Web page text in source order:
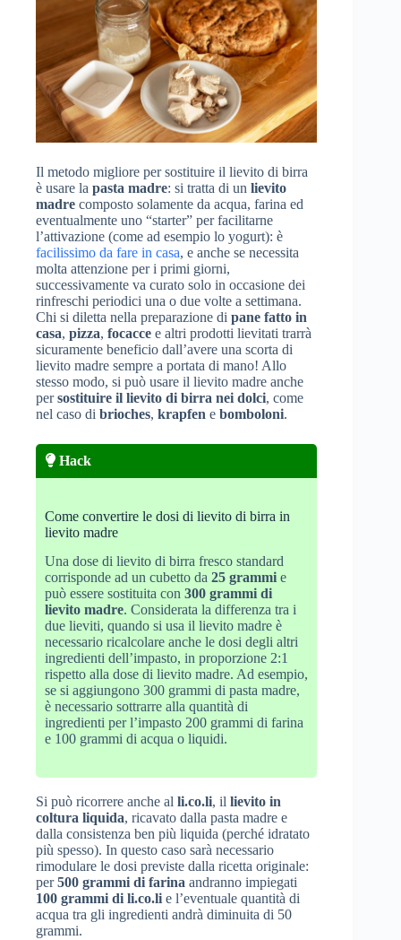
Il metodo migliore per sostituire il lievito di birra
è usare la pasta madre: si tratta di un lievito
madre composto solamente da acqua, farina ed
eventualmente uno “starter” per facilitarne
l’attivazione (come ad esempio lo yogurt): è
facilissimo da fare in casa, e anche se necessita
molta attenzione per i primi giorni,
successivamente va curato solo in occasione dei
rinfreschi periodici una o due volte a settimana.
Chi si diletta nella preparazione di pane fatto in
casa, pizza, focacce e altri prodotti lievitati trarrà
sicuramente beneficio dall’avere una scorta di
lievito madre sempre a portata di mano! Allo
stesso modo, si può usare il lievito madre anche
persostituire il lievito di birra nei dolci, come
nel caso di brioches, krapfen e bomboloni.
Hack
Come convertire le dosi di lievito di birra in
lievito madre
Una dose di lievito di birra fresco standard
corrisponde ad un cubetto da 25 grammi e
può essere sostituita con 300 grammi di
lievito madre. Considerata la differenza tra i
due lieviti, quando si usa il lievito madre è
necessario ricalcolare anche le dosi degli altri
ingredienti dell’impasto, in proporzione 2:1
rispetto alla dose di lievito madre. Ad esempio,
se si aggiungono 300 grammi di pasta madre,
è necessario sottrarre alla quantità di
ingredienti per l’impasto 200 grammi di farina
e 100 grammi di acqua o liquidi.
Si può ricorrere anche al li.co.li, il lievito in
coltura liquida, ricavato dalla pasta madre e
dalla consistenza ben più liquida (perché idratato
più spesso). In questo caso sarà necessario
rimodulare le dosi previste dalla ricetta originale:
per500 grammi di farina andranno impiegati
100 grammi di li.co.li e l’eventuale quantità di
acqua tra gli ingredienti andrà diminuita di 50
grammi.